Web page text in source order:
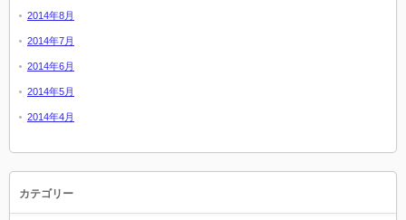
2014年8月
2014年7月
2014年6月
2014年5月
2014年4月
カテゴリー